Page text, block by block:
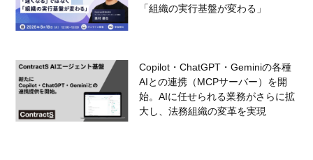
「組織の実行基盤が変わる」
Copilot・ChatGPT・Geminiの各種
AIとの連携（MCPサーバー）を開
始。AIに任せられる業務がさらに拡
大し、法務組織の変革を実現